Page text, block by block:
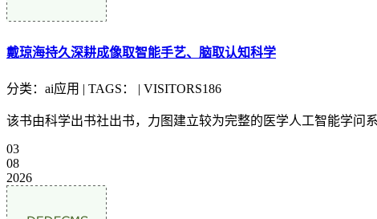
戴琼海持久深耕成像取智能手艺、脑取认知科学
分类：ai应用 | TAGS： | VISITORS186
该书由科学出书社出书，力图建立较为完整的医学人工智能学问
03
08
2026